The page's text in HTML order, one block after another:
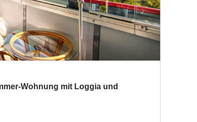
Wohnung mit Loggia und